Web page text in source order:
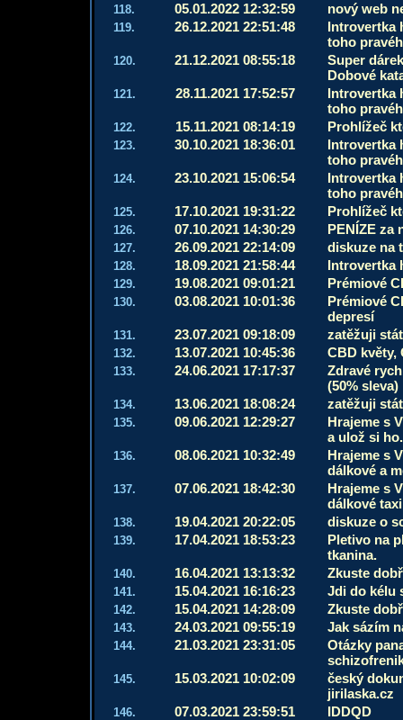
118. 05.01.2022 12:32:59 nový web
119. 26.12.2021 22:51:48
Introvertka
toho
120. 21.12.2021 08:55:18
Super
Dobové
121. 28.11.2021 17:52:57
Introvertka
toho
122. 15.11.2021 08:14:19 Prohlížeč
123. 30.10.2021 18:36:01
Introvertka
toho
124. 23.10.2021 15:06:54
Introvertka
toho
125. 17.10.2021 19:31:22 Prohlížeč
126. 07.10.2021 14:30:29 PENÍZE za
127. 26.09.2021 22:14:09 diskuze na
128. 18.09.2021 21:58:44 Introvertka
129. 19.08.2021 09:01:21 Prémiové
130. 03.08.2021 10:01:36
Prémiové
depresí
131. 23.07.2021 09:18:09 zatěžuji
132. 13.07.2021 10:45:36 CBD květy,
133. 24.06.2021 17:17:37
Zdravé
(50% sleva)
134. 13.06.2021 18:08:24 zatěžuji
135. 09.06.2021 12:29:27
Hrajeme s
a ulož si
136. 08.06.2021 10:32:49
Hrajeme s
dálkové a
137. 07.06.2021 18:42:30
Hrajeme s
dálkové
138. 19.04.2021 20:22:05 diskuze o
139. 17.04.2021 18:53:23
Pletivo na
tkanina.
140. 16.04.2021 13:13:32 Zkuste
141. 15.04.2021 16:16:23 Jdi do kélu
142. 15.04.2021 14:28:09 Zkuste
143. 24.03.2021 09:55:19 Jak sázím
144. 21.03.2021 23:31:05
Otázky
145. 15.03.2021 10:02:09
český
jirilaska.cz
146. 07.03.2021 23:59:51 IDDQD